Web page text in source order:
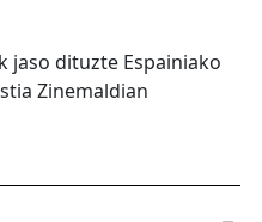
jaso dituzte Espainiako
Zinemaldian